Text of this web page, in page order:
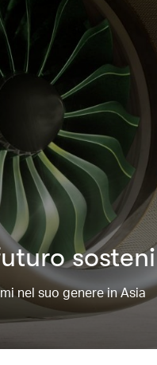
nel suo genere in Asia